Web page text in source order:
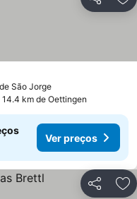
Partilhar
São Jorge
km de Oettingen
Ver preços
Partilhar